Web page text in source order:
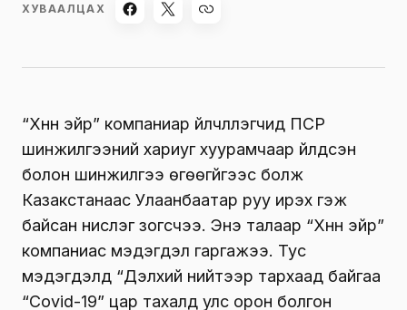
ХУВААЛЦАХ
“Хүннү эйр” компаниар үйлчлүүлэгчид ПСР
шинжилгээний хариуг хуурамчаар үйлдсэн
болон шинжилгээ өгөөгүйгээс болж
Казакстанаас Улаанбаатар руу ирэх гэж
байсан нислэг зогсчээ. Энэ талаар “Хүннү эйр”
компаниас мэдэгдэл гаргажээ. Тус
мэдэгдэлд “Дэлхий нийтээр тархаад байгаа
“Covid-19” цар тахалд улс орон болгон